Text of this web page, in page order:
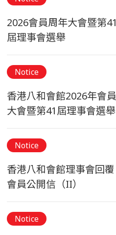
2026會員周年大會暨第41
屆理事會選舉
Notice
香港八和會館2026年會員
大會暨第41屆理事會選舉
Notice
香港八和會館理事會回覆
會員公開信（II）
Notice